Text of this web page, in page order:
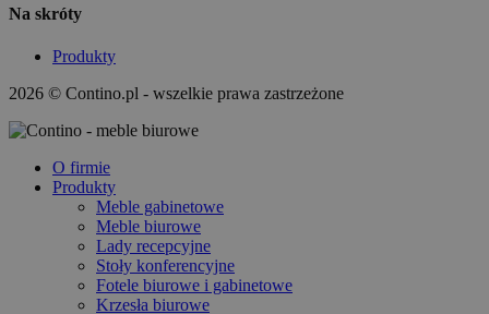
Na skróty
Produkty
2026 © Contino.pl - wszelkie prawa zastrzeżone
O firmie
Produkty
Meble gabinetowe
Meble biurowe
Lady recepcyjne
Stoły konferencyjne
Fotele biurowe i gabinetowe
Krzesła biurowe